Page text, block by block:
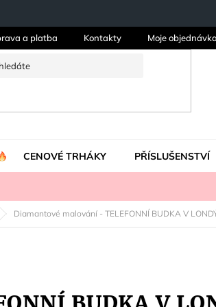
a platba Kontakty Moje
CENOVÉ TRHÁKY PŘÍSLUŠENSTVÍ
Diamantové malování - TELEFONNÍ BUDKA V